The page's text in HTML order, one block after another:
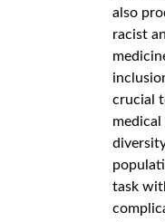
also
racist
crucial
task